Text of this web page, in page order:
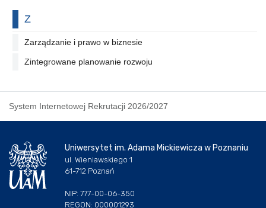
Na literę
Z
Zarządzanie i prawo w biznesie
Zintegrowane planowanie rozwoju
System Internetowej Rekrutacji 2026/2027
Uniwersytet im. Adama Mickiewicza w Poznaniu
ul. Wieniawskiego 1
61-712 Poznań
NIP: 777-00-06-350
REGON: 000001293